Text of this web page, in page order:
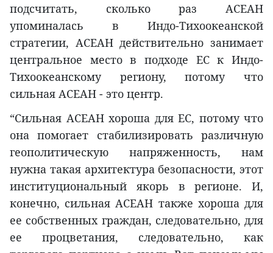
подсчитать, сколько раз АСЕАН
упоминалась в Индо-Тихоокеанской
стратегии, АСЕАН действительно занимает
центральное место в подходе ЕС к Индо-
Тихоокеанскому региону, потому что
сильная АСЕАН - это центр.
“Сильная АСЕАН хороша для ЕС, потому что
она помогает стабилизировать различную
геополитическую напряженность, нам
нужна такая архитектура безопасности, этот
институциональный якорь в регионе. И,
конечно, сильная АСЕАН также хороша для
ее собственных граждан, следовательно, для
ее процветания, следовательно, как